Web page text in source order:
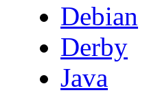
Debian
Derby
Java